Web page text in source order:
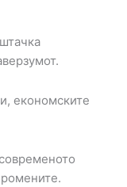
економските